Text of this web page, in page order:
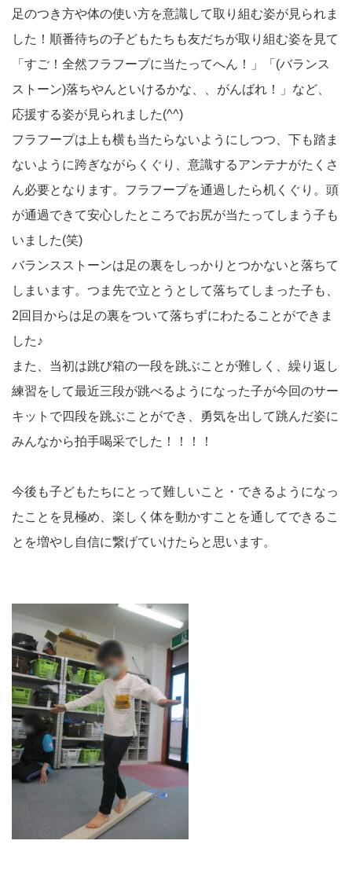
足のつき方や体の使い方を意識して取り組む姿が見られま
した！順番待ちの子どもたちも友だちが取り組む姿を見て
「すご！全然フラフープに当たってへん！」「(バランス
ストーン)落ちやんといけるかな、、がんばれ！」など、
応援する姿が見られました(^^)
フラフープは上も横も当たらないようにしつつ、下も踏ま
ないように跨ぎながらくぐり、意識するアンテナがたくさ
ん必要となります。フラフープを通過したら机くぐり。頭
が通過できて安心したところでお尻が当たってしまう子も
いました(笑)
バランスストーンは足の裏をしっかりとつかないと落ちて
しまいます。つま先で立とうとして落ちてしまった子も、
2回目からは足の裏をついて落ちずにわたることができま
した♪
また、当初は跳び箱の一段を跳ぶことが難しく、繰り返し
練習をして最近三段が跳べるようになった子が今回のサー
キットで四段を跳ぶことができ、勇気を出して跳んだ姿に
みんなから拍手喝采でした！！！！
今後も子どもたちにとって難しいこと・できるようになっ
たことを見極め、楽しく体を動かすことを通してできるこ
とを増やし自信に繋げていけたらと思います。